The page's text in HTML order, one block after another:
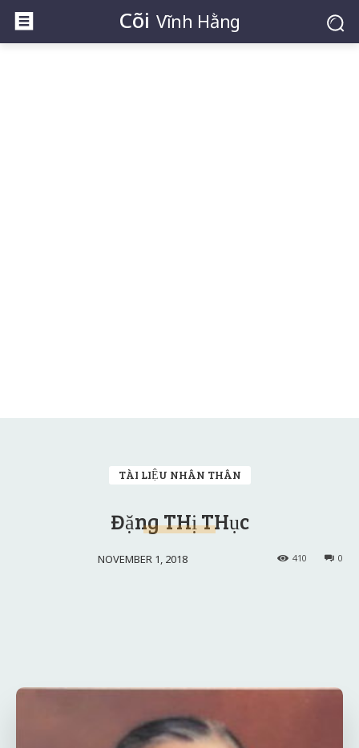
Cõi Vĩnh Hằng
TÀI LIỆU NHÂN THÂN
Đặng THị THục
NOVEMBER 1, 2018 0
410